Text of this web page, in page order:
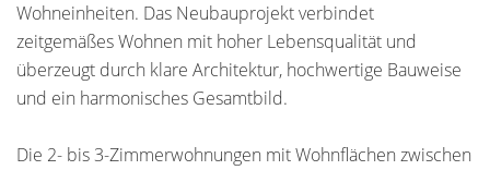
Wohneinheiten. Das Neubauprojekt verbindet
zeitgemäßes Wohnen mit hoher Lebensqualität und
überzeugt durch klare Architektur, hochwertige Bauweise
und ein harmonisches Gesamtbild.
Die 2- bis 3-Zimmerwohnungen mit Wohnflächen zwischen